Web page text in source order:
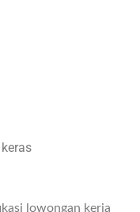
lowongan kerja